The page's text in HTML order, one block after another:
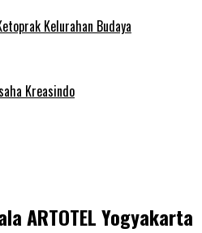
Kelurahan Budaya
Kreasindo
ARTOTEL Yogyakarta